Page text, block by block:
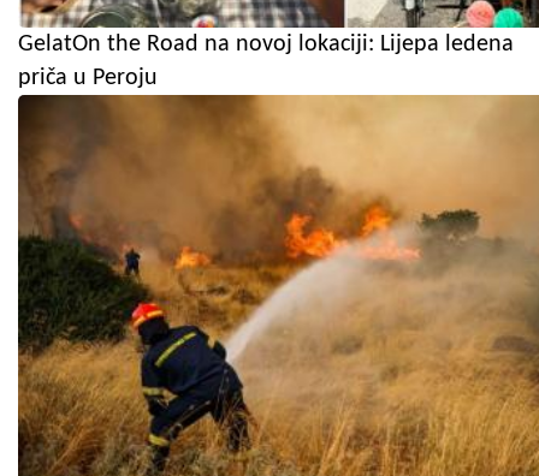
GelatOn the Road na novoj lokaciji: Lijepa ledena
priča u Peroju